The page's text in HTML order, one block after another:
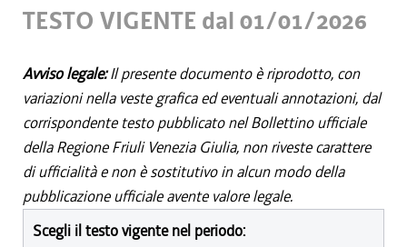
TESTO VIGENTE dal 01/01/2026
Avviso legale:Il presente documento è riprodotto, con
variazioni nella veste grafica ed eventuali annotazioni, dal
corrispondente testo pubblicato nel Bollettino ufficiale
della Regione Friuli Venezia Giulia, non riveste carattere
di ufficialità e non è sostitutivo in alcun modo della
pubblicazione ufficiale avente valore legale.
Scegli il testo vigente nel periodo: